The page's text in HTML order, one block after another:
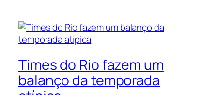
Times do Rio fazem um
balanço da temporada